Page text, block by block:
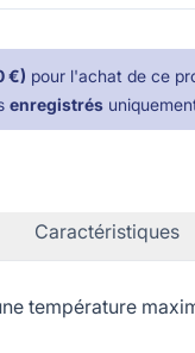
€) pour l'achat de ce
enregistrés
Caractéristiques
température